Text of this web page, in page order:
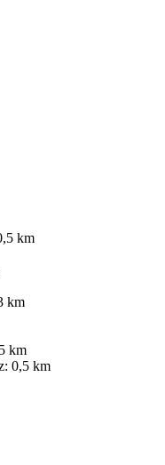
km
km
km
0,5 km